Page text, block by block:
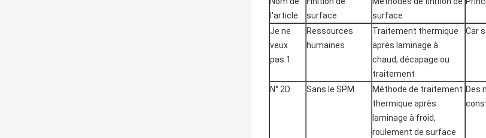
l'article
surface
surface
Je ne
veux
pas.1
Ressources
humaines
Traitement thermique
après laminage à
chaud, décapage ou
traitement
Car
N° 2D Sans le SPM
Méthode de traitement
thermique après
laminage à froid,
roulement de surface
Des